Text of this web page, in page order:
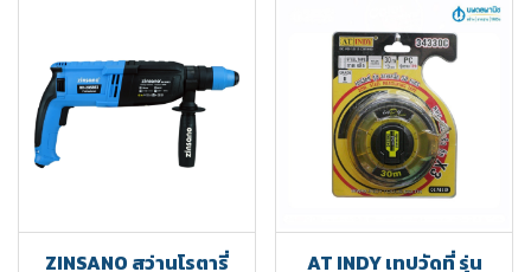
ZINSANO สว่านโรตารี่ AT INDY เทปวัดที่ รุ่น